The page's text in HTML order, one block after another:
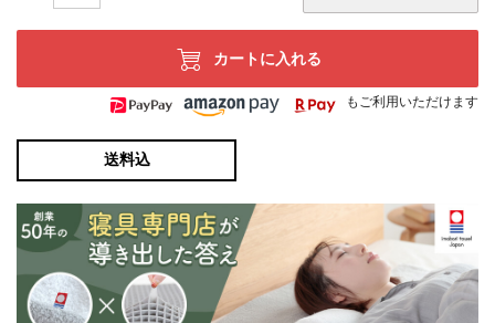
カートに入れる
もご利用いただけます
送料込